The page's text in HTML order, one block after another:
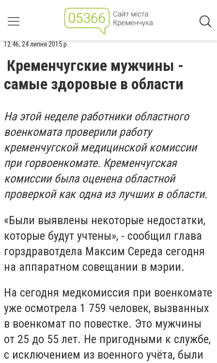
12:46, 24 липня 2015 р.
Кременчугские мужчины -
самые здоровые в области
На этой неделе работники областного
военкомата проверили работу
кременчугской медицинской комиссии
при горвоенкомате. Кременчугская
комиссии была оценена областной
проверкой как одна из лучших в области.
«Были выявлены некоторые недостатки,
которые будут учтены», - сообщил глава
горздравотдела Максим Середа сегодня
на аппаратном совещании в мэрии.
На сегодня медкомиссия при военкомате
уже осмотрела 1 759 человек, вызванных
в военкомат по повестке. Это мужчины
от 25 до 55 лет. Не пригодными к службе,
с исключением из военного учёта, были